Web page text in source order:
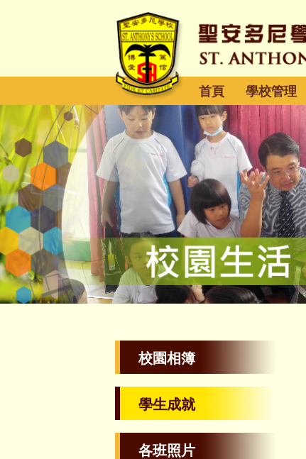
首頁 學校管理
校園相簿
學生成就
各班照片